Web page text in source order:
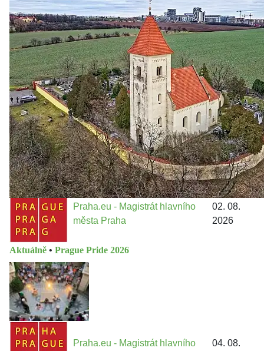
Zastanem se 03. 08. 2026
Politika • Volební seriál #02: Nová výstavba v jihozápadním
městě
Jakými nástroji navrhujete vstupovat z pozice ÚMČ Praha
13 do procesů developerské výstavby např. v lokalitě
Třebonice a Chaby, kterou umožňuje nově schválený
Metropolitn...
Praha.eu - Magistrát hlavního
města Praha
02. 08.
2026
Aktuálně • Prague Pride 2026
Praha.eu - Magistrát hlavního
04. 08.